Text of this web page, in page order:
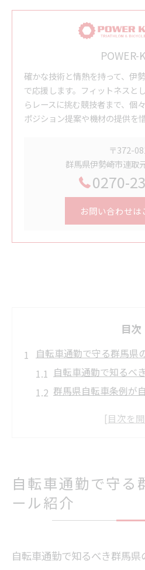
POWER-
確かな技術と情熱を持って、伊
で応援します。フィットネスと
らレースに挑む競技者まで、個
ポジション提案や機材の提供を
〒372-
群馬県伊勢崎市連取
0270-
お問い合わせは
目次
自転車通勤で守る群馬県
自転車通勤で知るべ
群馬県自転車条例が
自転車通勤時のイヤ
自転車通勤で守るべ
2026年施行の青切符制度
自転車通勤者に必要
2026年の青切符制度
自転車通勤で守る
ール紹介
自転車通勤で知るべき群馬県